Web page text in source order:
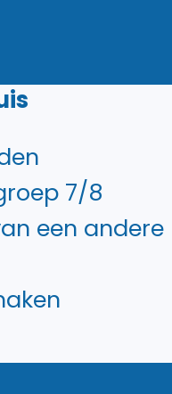
7/8
een andere